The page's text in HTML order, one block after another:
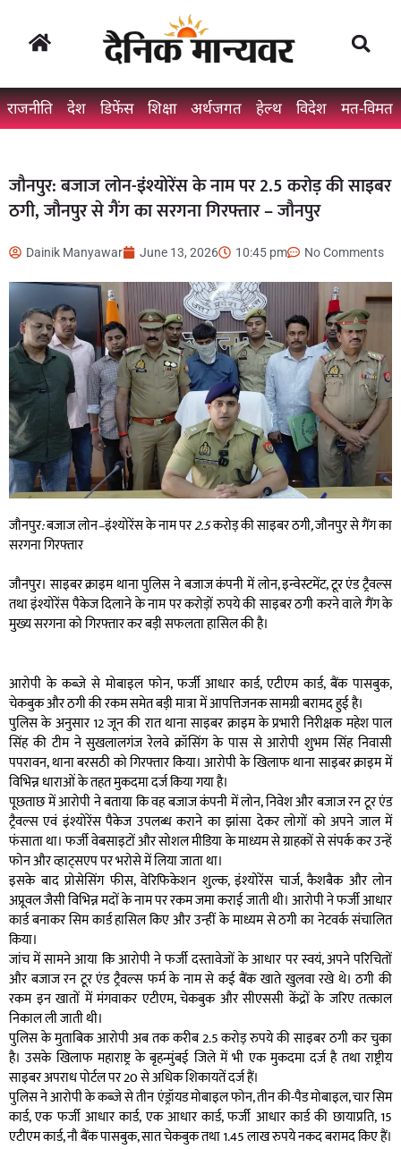
राजनीति देश डिफेंस शिक्षा अर्थजगत हेल्थ विदेश मत-विमत
जौनपुर: बजाज लोन-इंश्योरेंस के नाम पर 2.5 करोड़ की साइबर
ठगी, जौनपुर से गैंग का सरगना गिरफ्तार – जौनपुर
Dainik Manyawar June 13, 2026 10:45 pm No Comments
जौनपुर:बजाजलोन–इंश्योरेंसकेनामपर2.5करोड़कीसाइबरठगी,जौनपुरसेगैंगका
सरगनागिरफ्तार
जौनपुर। साइबर क्राइम थाना पुलिस ने बजाज कंपनी में लोन, इन्वेस्टमेंट, टूर एंड ट्रैवल्स
तथा इंश्योरेंस पैकेज दिलाने के नाम पर करोड़ों रुपये की साइबर ठगी करने वाले गैंग के
मुख्य सरगना को गिरफ्तार कर बड़ी सफलता हासिल की है।
आरोपी के कब्जे से मोबाइल फोन, फर्जी आधार कार्ड, एटीएम कार्ड, बैंक पासबुक,
चेकबुक और ठगी की रकम समेत बड़ी मात्रा में आपत्तिजनक सामग्री बरामद हुई है।
पुलिस के अनुसार 12 जून की रात थाना साइबर क्राइम के प्रभारी निरीक्षक महेश पाल
सिंह की टीम ने सुखलालगंज रेलवे क्रॉसिंग के पास से आरोपी शुभम सिंह निवासी
पपरावन, थाना बरसठी को गिरफ्तार किया। आरोपी के खिलाफ थाना साइबर क्राइम में
विभिन्न धाराओं के तहत मुकदमा दर्ज किया गया है।
पूछताछ में आरोपी ने बताया कि वह बजाज कंपनी में लोन, निवेश और बजाज रन टूर एंड
ट्रैवल्स एवं इंश्योरेंस पैकेज उपलब्ध कराने का झांसा देकर लोगों को अपने जाल में
फंसाता था। फर्जी वेबसाइटों और सोशल मीडिया के माध्यम से ग्राहकों से संपर्क कर उन्हें
फोन और व्हाट्सएप पर भरोसे में लिया जाता था।
इसके बाद प्रोसेसिंग फीस, वेरिफिकेशन शुल्क, इंश्योरेंस चार्ज, कैशबैक और लोन
अप्रूवल जैसी विभिन्न मदों के नाम पर रकम जमा कराई जाती थी। आरोपी ने फर्जी आधार
कार्ड बनाकर सिम कार्ड हासिल किए और उन्हीं के माध्यम से ठगी का नेटवर्क संचालित
किया।
जांच में सामने आया कि आरोपी ने फर्जी दस्तावेजों के आधार पर स्वयं, अपने परिचितों
और बजाज रन टूर एंड ट्रैवल्स फर्म के नाम से कई बैंक खाते खुलवा रखे थे। ठगी की
रकम इन खातों में मंगवाकर एटीएम, चेकबुक और सीएससी केंद्रों के जरिए तत्काल
निकाल ली जाती थी।
पुलिस के मुताबिक आरोपी अब तक करीब 2.5 करोड़ रुपये की साइबर ठगी कर चुका
है। उसके खिलाफ महाराष्ट्र के बृहन्मुंबई जिले में भी एक मुकदमा दर्ज है तथा राष्ट्रीय
साइबर अपराध पोर्टल पर 20 से अधिक शिकायतें दर्ज हैं।
पुलिस ने आरोपी के कब्जे से तीन एंड्रॉयड मोबाइल फोन, तीन की-पैड मोबाइल, चार सिम
कार्ड, एक फर्जी आधार कार्ड, एक आधार कार्ड, फर्जी आधार कार्ड की छायाप्रति, 15
एटीएम कार्ड, नौ बैंक पासबुक, सात चेकबुक तथा 1.45 लाख रुपये नकद बरामद किए हैं।